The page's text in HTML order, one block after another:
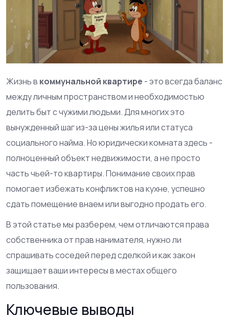
Жизнь в коммунальной квартире - это всегда баланс
между личным пространством и необходимостью
делить быт с чужими людьми. Для многих это
вынужденный шаг из-за цены жилья или статуса
социального найма. Но юридически комната здесь -
полноценный объект недвижимости, а не просто
часть чьей-то квартиры. Понимание своих прав
помогает избежать конфликтов на кухне, успешно
сдать помещение внаем или выгодно продать его.
В этой статье мы разберем, чем отличаются права
собственника от прав нанимателя, нужно ли
спрашивать соседей перед сделкой и как закон
защищает ваши интересы в местах общего
пользования.
Ключевые выводы